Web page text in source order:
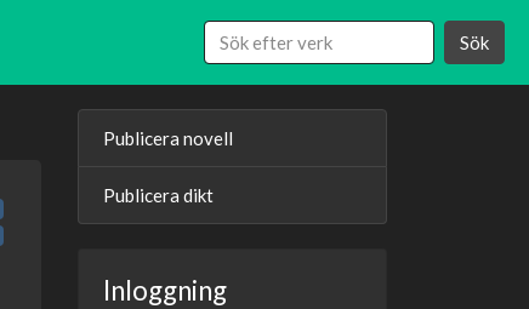
Sök
Publicera novell
Publicera dikt
Inloggning